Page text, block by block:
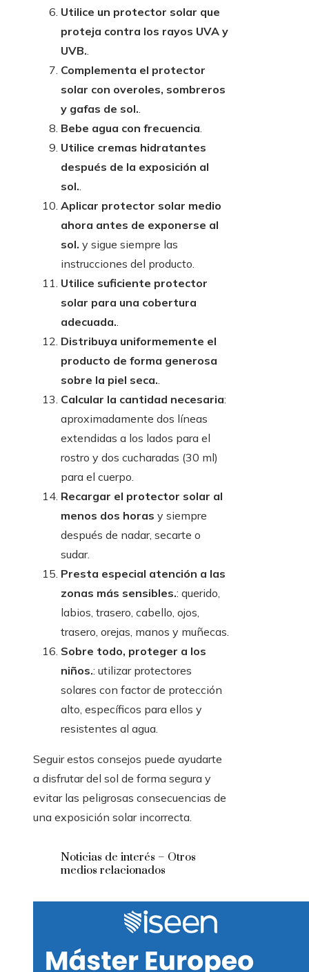
Utilice un protector solar que
proteja contra los rayos UVA y
UVB.
Complementa el protector
solar con overoles, sombreros
y gafas de sol.
Bebe agua con frecuencia
Utilice cremas hidratantes
después de la exposición al
sol.
Aplicar protector solar medio
ahora antes de exponerse al
sol. y sigue siempre las
instrucciones del producto.
Utilice suficiente protector
solar para una cobertura
adecuada.
Distribuya uniformemente el
producto de forma generosa
sobre la piel seca.
Calcular la cantidad necesaria:
aproximadamente dos líneas
extendidas a los lados para el
rostro y dos cucharadas (30 ml)
para el cuerpo.
Recargar el protector solar al
menos dos horas y siempre
después de nadar, secarte o
sudar.
Presta especial atención a las
zonas más sensibles.: querido,
labios, trasero, cabello, ojos,
trasero, orejas, manos y muñecas.
Sobre todo, proteger a los
niños.: utilizar protectores
solares con factor de protección
alto, específicos para ellos y
resistentes al agua.
Seguir estos consejos puede ayudarte
a disfrutar del sol de forma segura y
evitar las peligrosas consecuencias de
una exposición solar incorrecta.
Noticias de interés – Otros
medios relacionados